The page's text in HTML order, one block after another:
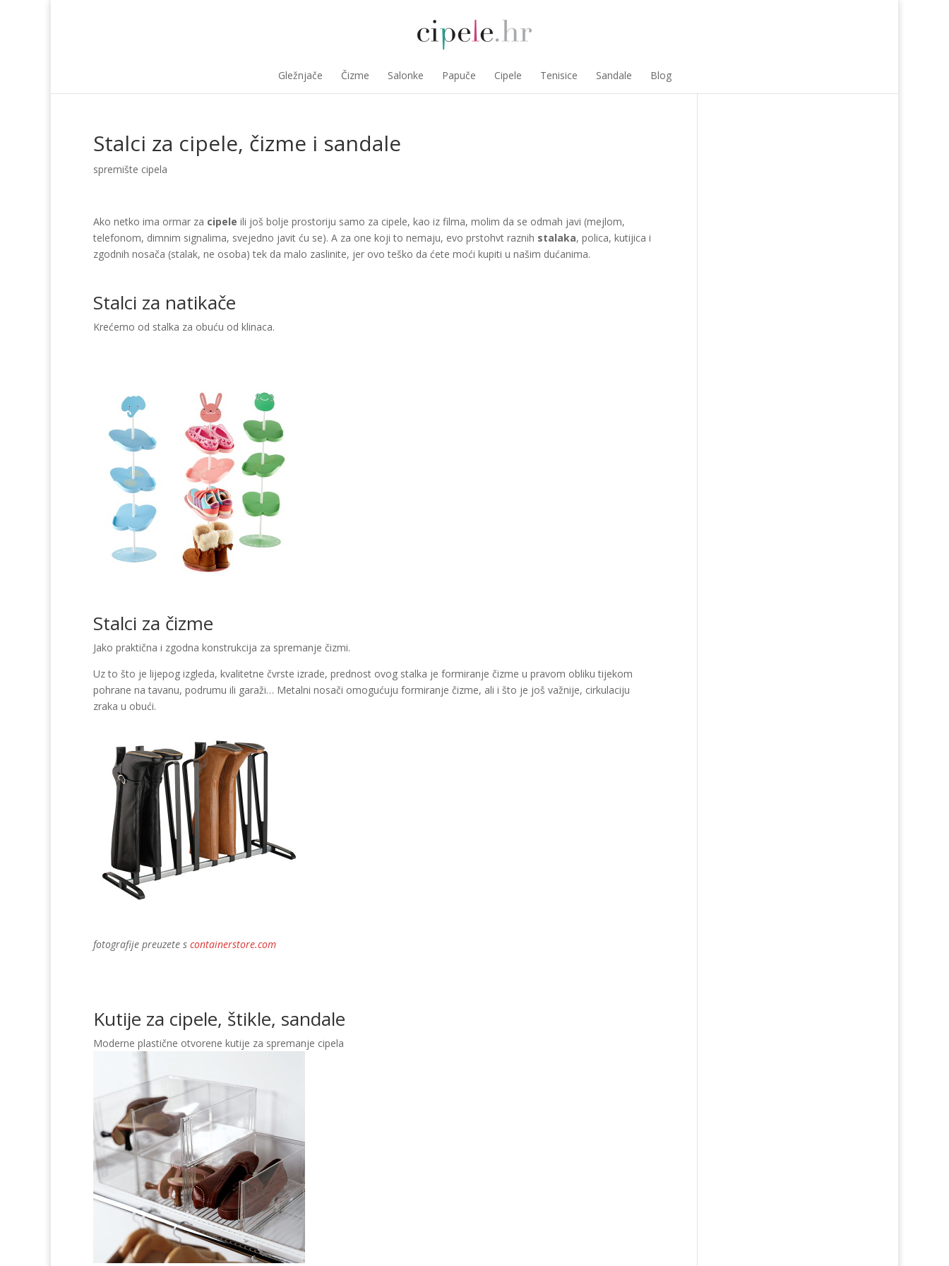
Gležnjače Čizme Salonke Papuče Cipele Tenisice Sandale Blog
Stalci za cipele, čizme i sandale
spremište cipela
Ako netko ima ormar za cipele ili još bolje prostoriju samo za cipele, kao iz filma, molim da se odmah javi (mejlom,
telefonom, dimnim signalima, svejedno javit ću se). A za one koji to nemaju, evo prstohvt raznih stalaka, polica, kutijica i
zgodnih nosača (stalak, ne osoba) tek da malo zaslinite, jer ovo teško da ćete moći kupiti u našim dućanima.
Stalci za natikače
Krećemo od stalka za obuću od klinaca.
Stalci za čizme
Jako praktična i zgodna konstrukcija za spremanje čizmi.
Uz to što je lijepog izgleda, kvalitetne čvrste izrade, prednost ovog stalka je formiranje čizme u pravom obliku tijekom
pohrane na tavanu, podrumu ili garaži… Metalni nosači omogućuju formiranje čizme, ali i što je još važnije, cirkulaciju
zraka u obući.
fotografije preuzete s containerstore.com
Kutije za cipele, štikle, sandale
Moderne plastične otvorene kutije za spremanje cipela